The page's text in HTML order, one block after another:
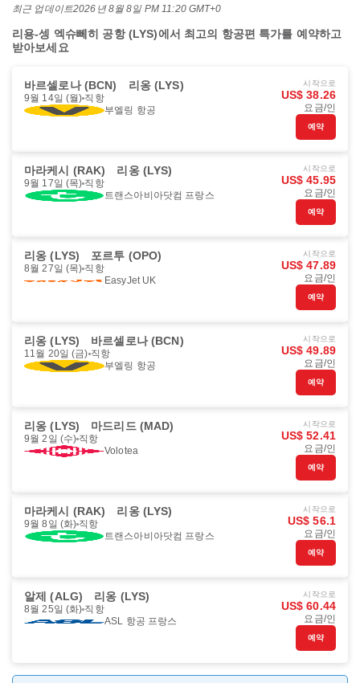
최근 업데이트2026년 8월 8일 PM 11:20 GMT+0
리용-셍 엑슈뻬히 공항 (LYS)에서 최고의 항공편 특가를 예약하고
받아보세요
바르셀로나 (BCN) 리옹 (LYS)
9월 14일 (월) 직항
부엘링 항공
시작으로
US$ 38.26
요금/인
예약
마라케시 (RAK) 리옹 (LYS)
9월 17일 (목) 직항
트랜스아비아닷컴 프랑스
시작으로
US$ 45.95
요금/인
예약
리옹 (LYS) 포르투 (OPO)
8월 27일 (목) 직항
EasyJet UK
시작으로
US$ 47.89
요금/인
예약
리옹 (LYS) 바르셀로나 (BCN)
11월 20일 (금) 직항
부엘링 항공
시작으로
US$ 49.89
요금/인
예약
리옹 (LYS) 마드리드 (MAD)
9월 2일 (수) 직항
Volotea
시작으로
US$ 52.41
요금/인
예약
마라케시 (RAK) 리옹 (LYS)
9월 8일 (화) 직항
트랜스아비아닷컴 프랑스
시작으로
US$ 56.1
요금/인
예약
알제 (ALG) 리옹 (LYS)
8월 25일 (화) 직항
ASL 항공 프랑스
시작으로
US$ 60.44
요금/인
예약